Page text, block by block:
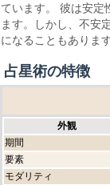
ています。 彼は安定
ます。しかし、不安
になることもありま
占星術の特徴
外観
期間
要素
モダリティ